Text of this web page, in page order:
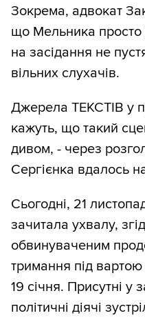
Зокрема, адвокат
що Мельника просто
на засідання не
вільних слухачів.
Джерела ТЕКСТІВ у
кажуть, що такий
дивом, - через
Сергієнка вдалось
Сьогодні, 21
зачитала ухвалу,
обвинуваченим
тримання під
19 січня. Присутні у
політичні діячі